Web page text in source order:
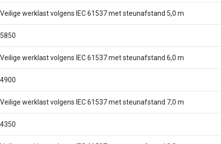
Veilige werklast volgens IEC 61537 met steunafstand 5,0 m
5850
Veilige werklast volgens IEC 61537 met steunafstand 6,0 m
4900
Veilige werklast volgens IEC 61537 met steunafstand 7,0 m
4350